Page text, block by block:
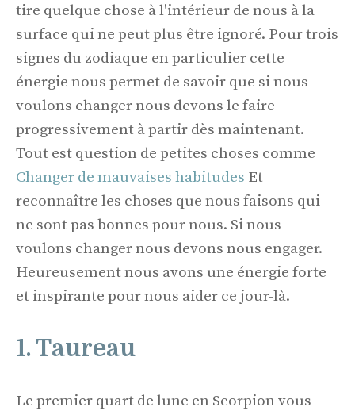
tire quelque chose à l'intérieur de nous à la
surface qui ne peut plus être ignoré. Pour trois
signes du zodiaque en particulier cette
énergie nous permet de savoir que si nous
voulons changer nous devons le faire
progressivement à partir dès maintenant.
Tout est question de petites choses comme
Changer de mauvaises habitudes Et
reconnaître les choses que nous faisons qui
ne sont pas bonnes pour nous. Si nous
voulons changer nous devons nous engager.
Heureusement nous avons une énergie forte
et inspirante pour nous aider ce jour-là.
1. Taureau
Le premier quart de lune en Scorpion vous